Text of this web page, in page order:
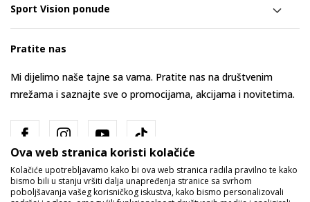
Sport Vision ponude
Pratite nas
Mi dijelimo naše tajne sa vama. Pratite nas na društvenim
mrežama i saznajte sve o promocijama, akcijama i novitetima.
Ova web stranica koristi kolačiće
Kolačiće upotrebljavamo kako bi ova web stranica radila pravilno te kako
bismo bili u stanju vršiti dalja unapređenja stranice sa svrhom
poboljšavanja vašeg korisničkog iskustva, kako bismo personalizovali